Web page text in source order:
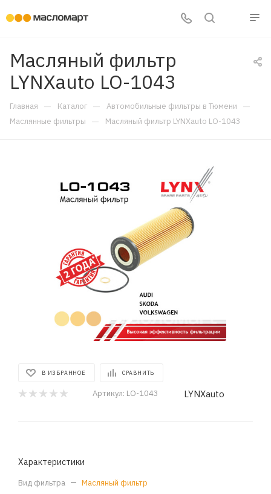
Масляный фильтр
LYNXauto LO-1043
Главная — Каталог — Автомобильные фильтры в Тюмени —
Маслянные фильтры — Масляный фильтр LYNXauto LO-1043
В ИЗБРАННОЕ СРАВНИТЬ
Артикул: LO-1043 LYNXauto
Характеристики
Вид фильтра — Масляный фильтр